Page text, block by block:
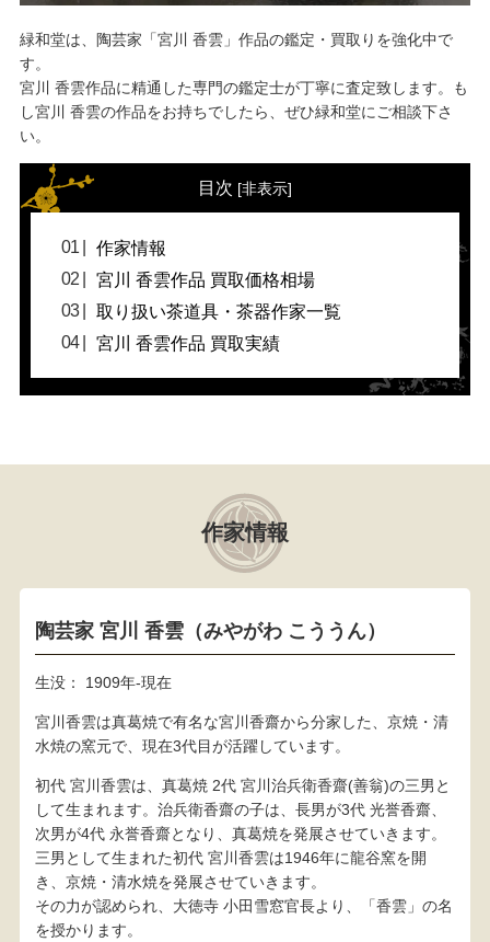
緑和堂は、陶芸家「宮川 香雲」作品の鑑定・買取りを強化中で
す。
宮川 香雲作品に精通した専門の鑑定士が丁寧に査定致します。も
し宮川 香雲の作品をお持ちでしたら、ぜひ緑和堂にご相談下さ
い。
目次 [非表示]
作家情報
宮川 香雲作品 買取価格相場
取り扱い茶道具・茶器作家一覧
宮川 香雲作品 買取実績
作家情報
陶芸家 宮川 香雲（みやがわ こううん）
生没： 1909年-現在
宮川香雲は真葛焼で有名な宮川香齋から分家した、京焼・清
水焼の窯元で、現在3代目が活躍しています。
初代 宮川香雲は、真葛焼 2代 宮川治兵衛香齋(善翁)の三男と
して生まれます。治兵衛香齋の子は、長男が3代 光誉香齋、
次男が4代 永誉香齋となり、真葛焼を発展させていきます。
三男として生まれた初代 宮川香雲は1946年に龍谷窯を開
き、京焼・清水焼を発展させていきます。
その力が認められ、大徳寺 小田雪窓官長より、「香雲」の名
を授かります。